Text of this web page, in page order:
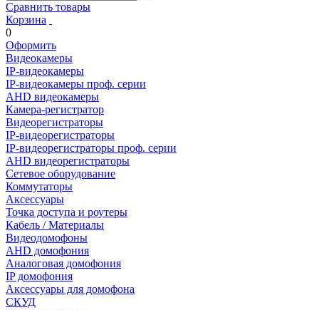
Сравнить товары
Корзина
0
Оформить
Видеокамеры
IP-видеокамеры
IP-видеокамеры проф. серии
AHD видеокамеры
Камера-регистратор
Видеорегистраторы
IP-видеорегистраторы
IP-видеорегистраторы проф. серии
AHD видеорегистраторы
Сетевое оборудование
Коммутаторы
Аксессуары
Точка доступа и роутеры
Кабель / Материалы
Видеодомофоны
AHD домофония
Аналоговая домофония
IP домофония
Аксессуары для домофона
СКУД